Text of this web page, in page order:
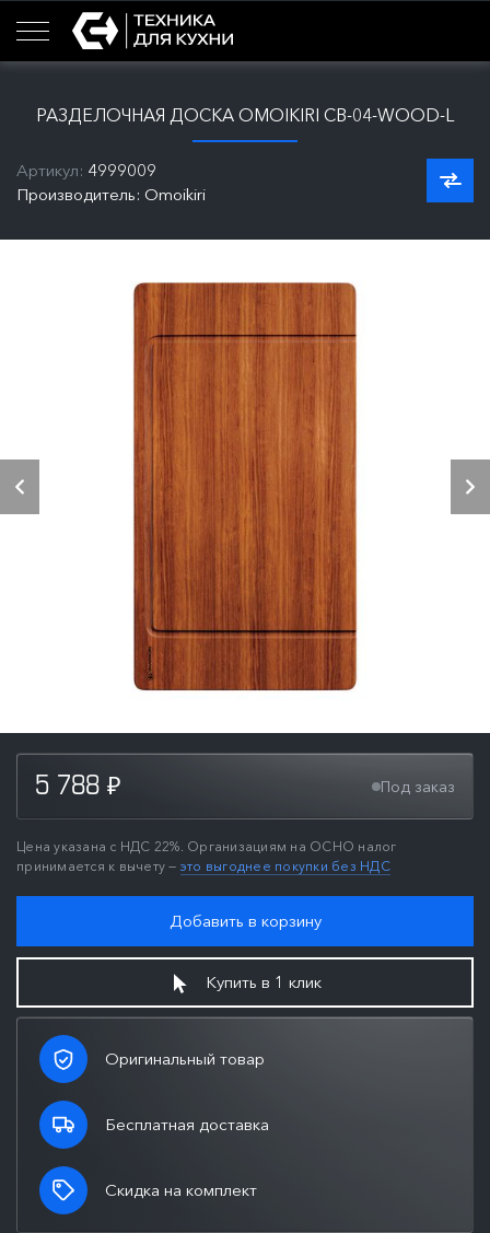
РАЗДЕЛОЧНАЯ ДОСКА OMOIKIRI CB-04-WOOD-L
Артикул: 4999009
Производитель: Omoikiri
5 788 ₽ Под заказ
Цена указана с НДС 22%. Организациям на ОСНО налог
принимается к вычету — это выгоднее покупки без НДС
Добавить в корзину
Купить в 1 клик
Оригинальный товар
Бесплатная доставка
Скидка на комплект